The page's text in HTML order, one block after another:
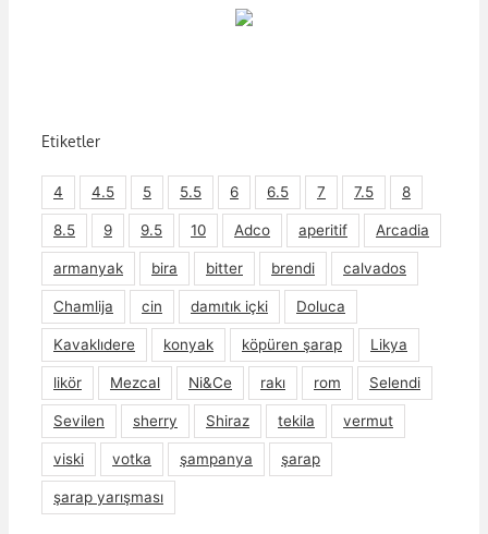
Etiketler
4 4.5 5 5.5 6 6.5 7 7.5 8
8.5 9 9.5 10 Adco aperitif Arcadia
armanyak bira bitter brendi calvados
Chamlija cin damıtık içki Doluca
Kavaklıdere konyak köpüren şarap Likya
likör Mezcal Ni&Ce rakı rom Selendi
Sevilen sherry Shiraz tekila vermut
viski votka şampanya şarap
şarap yarışması